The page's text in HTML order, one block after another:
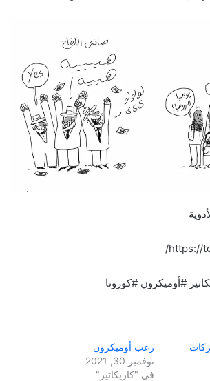
https://
#أوميكرون #كورونا
رعب أوميكرون
نوفمبر 30, 2021
في "كاريكاتير"